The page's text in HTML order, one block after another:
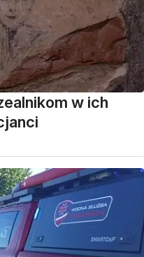
w ich